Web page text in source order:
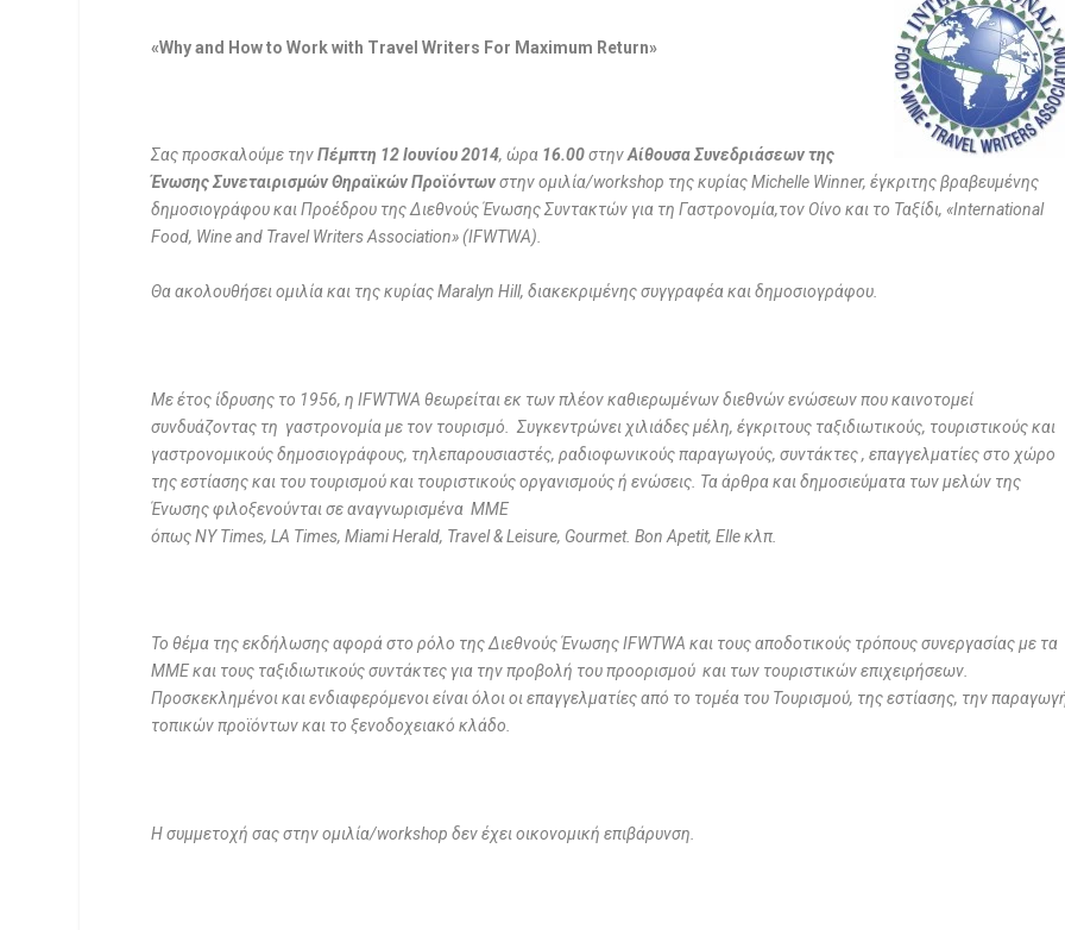
«Why and How to Work with Travel Writers For Maximum Return»
Σας προσκαλούμε τηνΠέμπτη 12 Ιουνίου 2014, ώρα 16.00στηνΑίθουσα Συνεδριάσεων της
Ένωσης Συνεταιρισμών Θηραϊκών Προϊόντωνστην ομιλία/workshop της κυρίας Michelle Winner, έγκριτης βραβευμένης
δημοσιογράφου και Προέδρου της Διεθνούς Ένωσης Συντακτών για τη Γαστρονομία,τον Οίνο και το Ταξίδι, «International
Food, Wine and Travel Writers Association» (IFWTWA).
Θα ακολουθήσει ομιλία και της κυρίαςMaralyn Hill, διακεκριμένης συγγραφέα και δημοσιογράφου.
Με έτος ίδρυσης το 1956, ηIFWTWAθεωρείται εκ των πλέον καθιερωμένων διεθνών ενώσεων που καινοτομεί
συνδυάζοντας τη γαστρονομία με τον τουρισμό. Συγκεντρώνει χιλιάδες μέλη, έγκριτους ταξιδιωτικούς, τουριστικούς και
γαστρονομικούς δημοσιογράφους, τηλεπαρουσιαστές, ραδιοφωνικούς παραγωγούς, συντάκτες , επαγγελματίες στο χώρο
της εστίασης και του τουρισμού και τουριστικούς οργανισμούς ή ενώσεις. Τα άρθρα και δημοσιεύματα των μελών της
Ένωσης φιλοξενούνται σε αναγνωρισμένα ΜΜΕ
όπωςNY Times,LA Times,Miami Herald, Travel&Leisure, Gourmet.Bon Apetit,Elleκλπ.
Το θέμα της εκδήλωσης αφορά στο ρόλο της Διεθνούς ΈνωσηςIFWTWAκαι τους αποδοτικούς τρόπους συνεργασίας με τα
ΜΜΕ και τους ταξιδιωτικούς συντάκτες για την προβολή του προορισμού και των τουριστικών επιχειρήσεων.
Προσκεκλημένοι και ενδιαφερόμενοι είναι όλοι οι επαγγελματίες από το τομέα του Τουρισμού, της εστίασης, την
τοπικών προϊόντων και το ξενοδοχειακό κλάδο.
Η συμμετοχή σας στην ομιλία/workshopδεν έχει οικονομική επιβάρυνση.